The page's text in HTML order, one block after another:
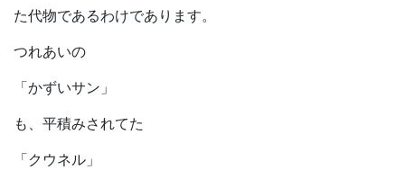
た代物であるわけであります。
つれあいの
「かずいサン」
も、平積みされてた
「クウネル」